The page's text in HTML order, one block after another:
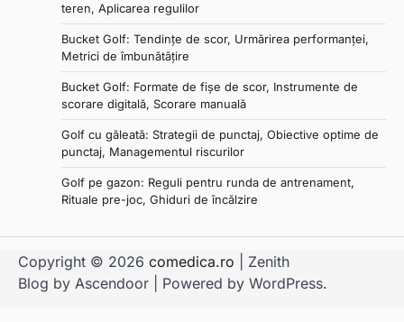
teren, Aplicarea regulilor
Bucket Golf: Tendințe de scor, Urmărirea performanței,
Metrici de îmbunătățire
Bucket Golf: Formate de fișe de scor, Instrumente de
scorare digitală, Scorare manuală
Golf cu găleată: Strategii de punctaj, Obiective optime de
punctaj, Managementul riscurilor
Golf pe gazon: Reguli pentru runda de antrenament,
Rituale pre-joc, Ghiduri de încălzire
Copyright © 2026 comedica.ro | Zenith
Blog by Ascendoor | Powered by WordPress.